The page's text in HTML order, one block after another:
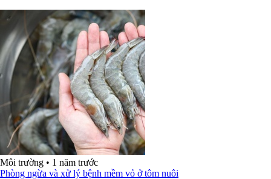
Môi trường • 1 năm trước
Phòng ngừa và xử lý bệnh mềm vỏ ở tôm nuôi